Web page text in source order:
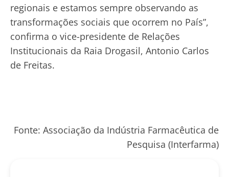
regionais e estamos sempre observando as
transformações sociais que ocorrem no País”,
confirma o vice-presidente de Relações
Institucionais da Raia Drogasil, Antonio Carlos
de Freitas.
Fonte: Associação da Indústria Farmacêutica de
Pesquisa (Interfarma)